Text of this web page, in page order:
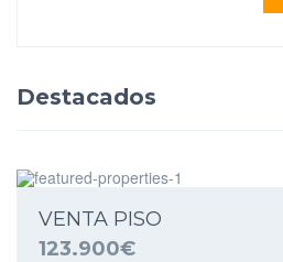
Destacados
VENTA PISO
123.900€